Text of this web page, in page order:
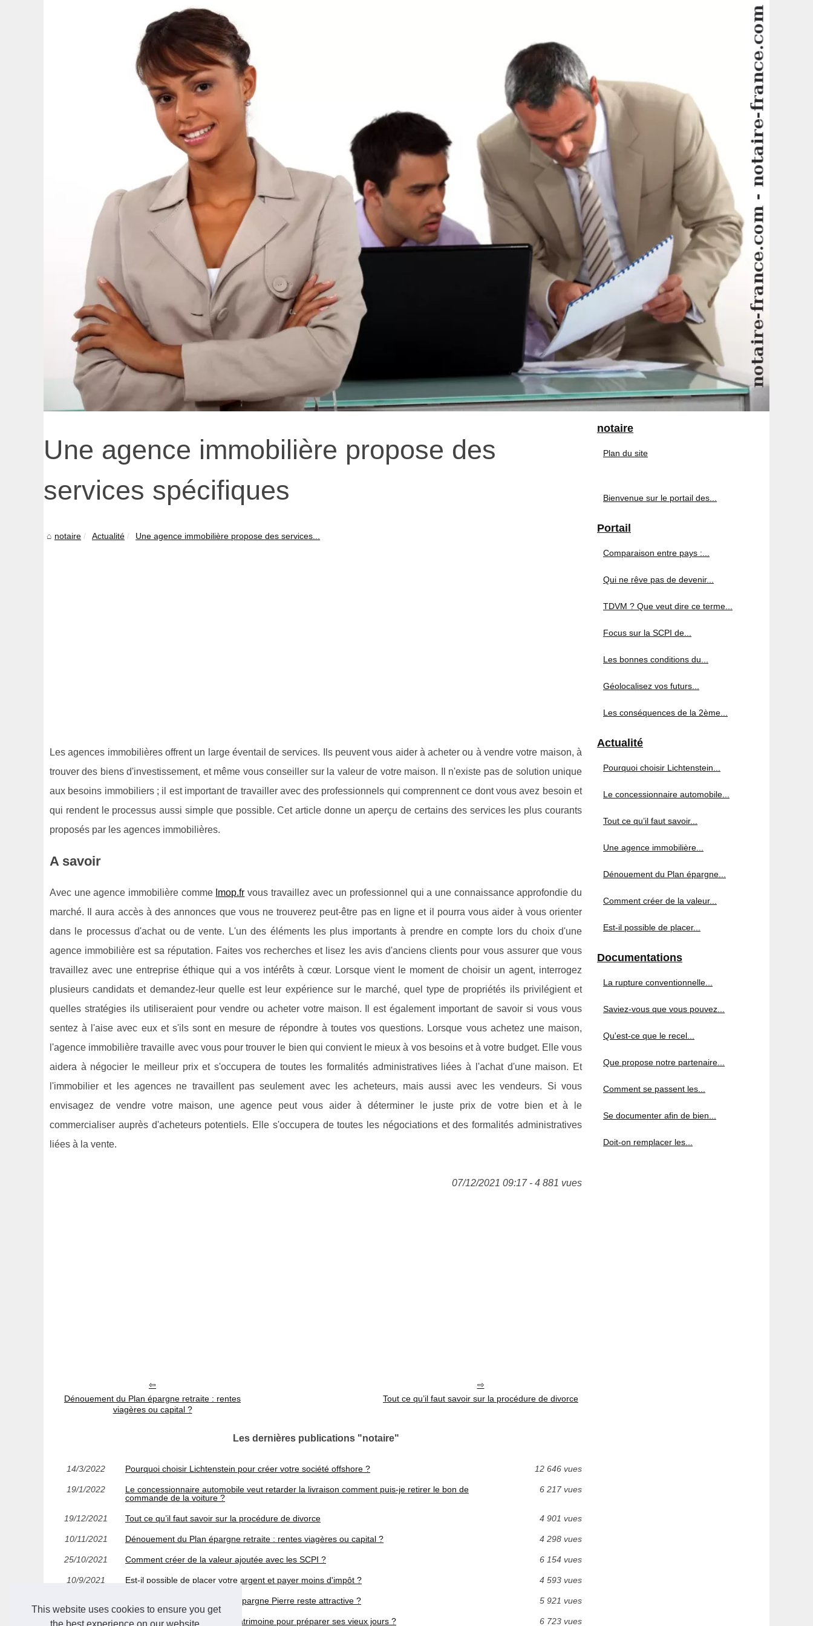
This website uses cookies to ensure you get
Une agence immobilière propose des
services spécifiques
notaire Actualité Une agence immobilière propose des services...
Les agences immobilières offrent un large éventail de services. Ils peuvent vous aider à acheter ou à vendre votre maison, à
trouver des biens d'investissement, et même vous conseiller sur la valeur de votre maison. Il n'existe pas de solution unique
aux besoins immobiliers ; il est important de travailler avec des professionnels qui comprennent ce dont vous avez besoin et
qui rendent le processus aussi simple que possible. Cet article donne un aperçu de certains des services les plus courants
proposés par les agences immobilières.
A savoir
Avec une agence immobilière comme Imop.fr vous travaillez avec un professionnel qui a une connaissance approfondie du
marché. Il aura accès à des annonces que vous ne trouverez peut-être pas en ligne et il pourra vous aider à vous orienter
dans le processus d'achat ou de vente. L'un des éléments les plus importants à prendre en compte lors du choix d'une
agence immobilière est sa réputation. Faites vos recherches et lisez les avis d'anciens clients pour vous assurer que vous
travaillez avec une entreprise éthique qui a vos intérêts à cœur. Lorsque vient le moment de choisir un agent, interrogez
plusieurs candidats et demandez-leur quelle est leur expérience sur le marché, quel type de propriétés ils privilégient et
quelles stratégies ils utiliseraient pour vendre ou acheter votre maison. Il est également important de savoir si vous vous
sentez à l'aise avec eux et s'ils sont en mesure de répondre à toutes vos questions. Lorsque vous achetez une maison,
l'agence immobilière travaille avec vous pour trouver le bien qui convient le mieux à vos besoins et à votre budget. Elle vous
aidera à négocier le meilleur prix et s'occupera de toutes les formalités administratives liées à l'achat d'une maison. Et
l'immobilier et les agences ne travaillent pas seulement avec les acheteurs, mais aussi avec les vendeurs. Si vous
envisagez de vendre votre maison, une agence peut vous aider à déterminer le juste prix de votre bien et à le
commercialiser auprès d'acheteurs potentiels. Elle s'occupera de toutes les négociations et des formalités administratives
liées à la vente.
07/12/2021 09:17 - 4 881 vues
Dénouement du Plan épargne retraite : rentes
viagères ou capital ?
Tout ce qu’il faut savoir sur la procédure de divorce
Les dernières publications "notaire"
14/3/2022 Pourquoi choisir Lichtenstein pour créer votre société offshore ? 12 646 vues
19/1/2022
Le concessionnaire automobile veut retarder la livraison comment puis-je retirer le bon de
commande de la voiture ?
6 217 vues
19/12/2021 Tout ce qu’il faut savoir sur la procédure de divorce 4 901 vues
10/11/2021 Dénouement du Plan épargne retraite : rentes viagères ou capital ? 4 298 vues
25/10/2021 Comment créer de la valeur ajoutée avec les SCPI ? 6 154 vues
10/9/2021 Est-il possible de placer votre argent et payer moins d'impôt ? 4 593 vues
Pour quelles raisons la SCPI Epargne Pierre reste attractive ? 5 921 vues
12/7/2021 Solliciter un gestionnaire de patrimoine pour préparer ses vieux jours ? 6 723 vues
notaire
Plan du site
Bienvenue sur le portail des...
Portail
Comparaison entre pays :...
Qui ne rêve pas de devenir...
TDVM ? Que veut dire ce terme...
Focus sur la SCPI de...
Les bonnes conditions du...
Géolocalisez vos futurs...
Les conséquences de la 2ème...
Actualité
Pourquoi choisir Lichtenstein...
Le concessionnaire automobile...
Tout ce qu’il faut savoir...
Une agence immobilière...
Dénouement du Plan épargne...
Comment créer de la valeur...
Est-il possible de placer...
Documentations
La rupture conventionnelle...
Saviez-vous que vous pouvez...
Qu'est-ce que le recel...
Que propose notre partenaire...
Comment se passent les...
Se documenter afin de bien...
Doit-on remplacer les...